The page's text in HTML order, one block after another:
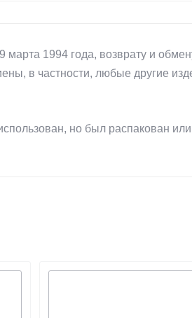
1994 года, возврату и
в частности, любые другие
но был распакован